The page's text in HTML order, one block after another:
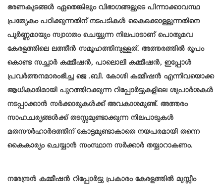
ഭരണകൂടങ്ങള്‍ ഏതെങ്കിലും വിഭാഗങ്ങളുടെ പിന്നാക്കാവസ്ഥ
പ്രത്യേകം പഠിക്കുന്നതിന് നടപടികള്‍ കൈക്കൊള്ളുന്നതിനെ
പൂര്‍ണ്ണമായും സ്വാഗതം ചെയ്യുന്ന നിലപാടാണ് പൊതുമവ
കേരളത്തിലെ ലത്തീന്‍ സമൂഹത്തിനുള്ളത്. അത്തരത്തില്‍ രൂപം
കൊണ്ട സച്ചാര്‍ കമ്മീഷന്‍, പാലൊലി കമ്മീഷന്‍, ഇപ്പോള്‍
പ്രവര്‍ത്തനമാരംഭിച്ച ജെ .ബി. കോശി കമ്മീഷന്‍ എന്നിവയൊക്ക
ആധികാരിമായി പുറത്തിറക്കുന്ന റിപ്പോര്‍ട്ടുകളിലെ ശുപാര്‍ശകള്‍
നടപ്പാക്കാന്‍ സര്‍ക്കാരുകള്‍ക്ക് അവകാശമുണ്ട്. അത്തരം
സാഹചര്യങ്ങള്‍ക്ക് തടസ്സമുണ്ടാക്കുന്ന നിലപാടുകള്‍
മതസൗര്‍ഹാര്‍ദത്തിന് കോട്ടമുണ്ടാകാതെ നയപരമായി തന്നെ
കൈകാര്യം ചെയ്യാന്‍ സംസ്ഥാന സര്‍ക്കാര്‍ തയ്യാറാകണം.
നരേന്ദ്രന്‍ കമ്മീഷന്‍ റിപ്പോര്‍ട്ടു പ്രകാരം കേരളത്തില്‍ മുസ്ലീം